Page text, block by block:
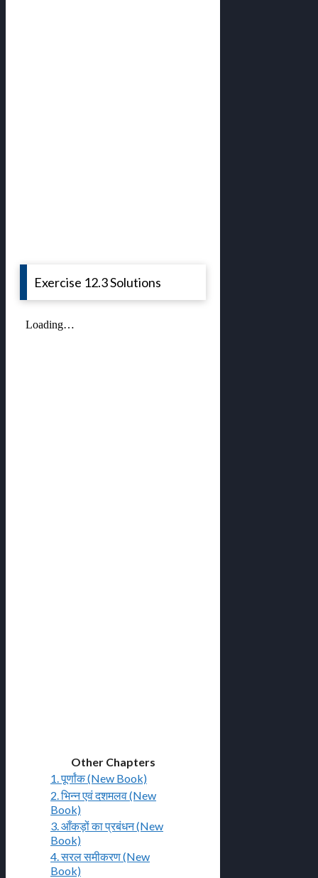
Exercise 12.3 Solutions
Other Chapters
1. पूर्णांक (New Book)
2. भिन्न एवं दशमलव (New
Book)
3. आँकड़ों का प्रबंधन (New
Book)
4. सरल समीकरण (New
Book)